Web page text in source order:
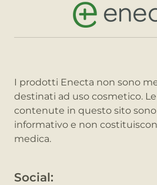
I prodotti Enecta non sono
destinati ad uso cosmetico.
contenute in questo sito sono
informativo e non
medica.
Social: